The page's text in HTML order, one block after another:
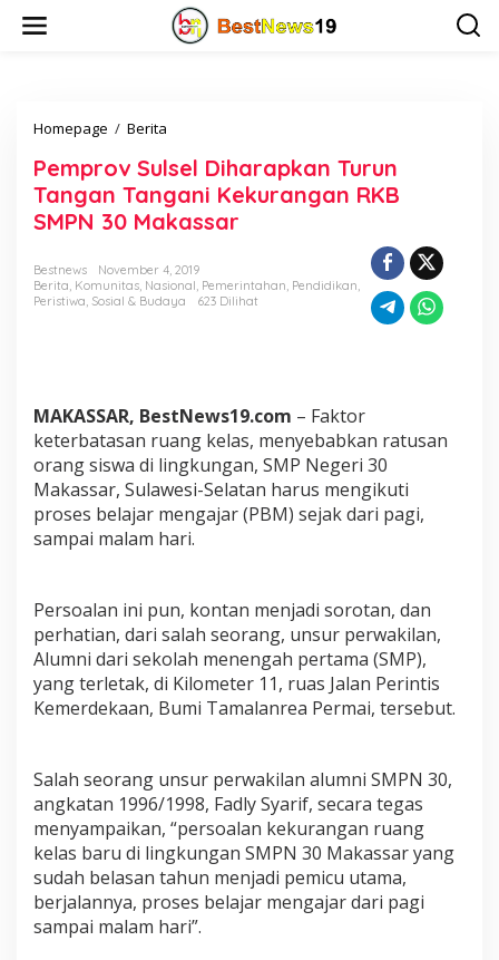
Homepage / Berita
m
p
r
o
S
u
l
i
h
a
r
a
p
a
u
r
u
n
T
a
n
T
a
n
g
a
n
i
Pemprov Sulsel Diharapkan Turun
Tangan Tangani Kekurangan RKB
SMPN 30 Makassar
Bestnews
November 4, 2019
Berita, Komunitas, Nasional, Pemerintahan, Pendidikan,
Peristiwa, Sosial & Budaya 623 Dilihat
MAKASSAR, BestNews19.com – Faktor
keterbatasan ruang kelas, menyebabkan ratusan
orang siswa di lingkungan, SMP Negeri 30
Makassar, Sulawesi-Selatan harus mengikuti
proses belajar mengajar (PBM) sejak dari pagi,
sampai malam hari.
Persoalan ini pun, kontan menjadi sorotan, dan
perhatian, dari salah seorang, unsur perwakilan,
Alumni dari sekolah menengah pertama (SMP),
yang terletak, di Kilometer 11, ruas Jalan Perintis
Kemerdekaan, Bumi Tamalanrea Permai, tersebut.
Salah seorang unsur perwakilan alumni SMPN 30,
angkatan 1996/1998, Fadly Syarif, secara tegas
menyampaikan, “persoalan kekurangan ruang
kelas baru di lingkungan SMPN 30 Makassar yang
sudah belasan tahun menjadi pemicu utama,
berjalannya, proses belajar mengajar dari pagi
sampai malam hari”.